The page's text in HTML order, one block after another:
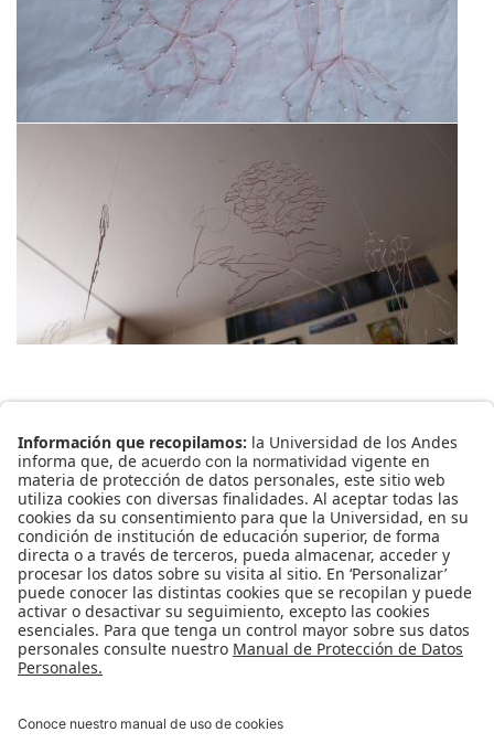
TAGS:
Caprichos caleidoscópicos
1